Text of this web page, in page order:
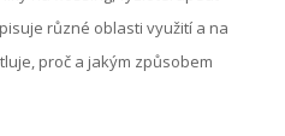
různé oblasti využití a na
proč a jakým způsobem